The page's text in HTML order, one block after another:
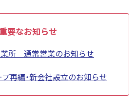
重要なお知らせ
所 通常営業のお知らせ
再編・新会社設立のお知らせ